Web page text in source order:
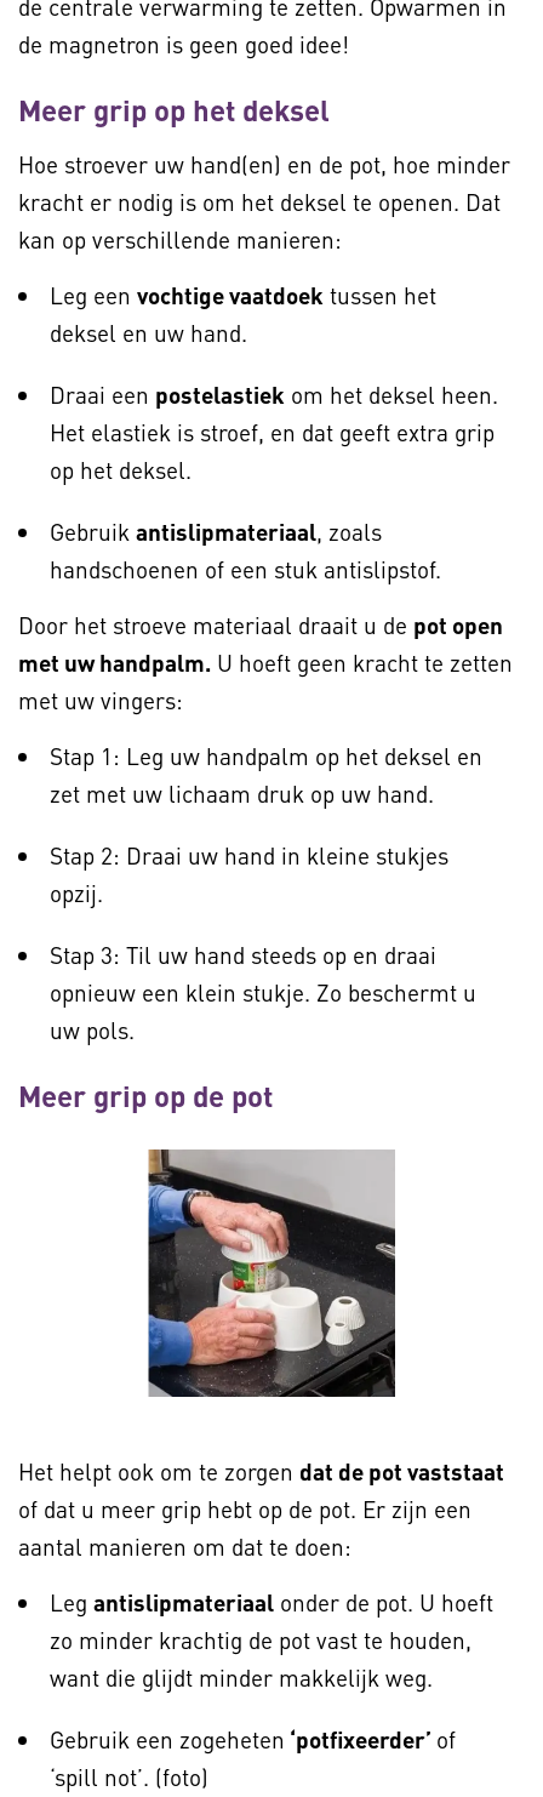
de centrale verwarming te zetten. Opwarmen in
de magnetron is geen goed idee!
Meer grip op het deksel
Hoe stroever uw hand(en) en de pot, hoe minder
kracht er nodig is om het deksel te openen. Dat
kan op verschillende manieren:
Leg een vochtige vaatdoek tussen het
deksel en uw hand.
Draai een postelastiek om het deksel heen.
Het elastiek is stroef, en dat geeft extra grip
op het deksel.
Gebruik antislipmateriaal, zoals
handschoenen of een stuk antislipstof.
Door het stroeve materiaal draait u de pot open
met uw handpalm. U hoeft geen kracht te zetten
met uw vingers:
Stap 1: Leg uw handpalm op het deksel en
zet met uw lichaam druk op uw hand.
Stap 2: Draai uw hand in kleine stukjes
opzij.
Stap 3: Til uw hand steeds op en draai
opnieuw een klein stukje. Zo beschermt u
uw pols.
Meer grip op de pot
Het helpt ook om te zorgen dat de pot vaststaat
of dat u meer grip hebt op de pot. Er zijn een
aantal manieren om dat te doen:
Leg antislipmateriaal onder de pot. U hoeft
zo minder krachtig de pot vast te houden,
want die glijdt minder makkelijk weg.
Gebruik een zogeheten ‘potfixeerder’ of
‘spill not’. (foto)